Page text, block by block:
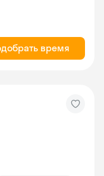
время